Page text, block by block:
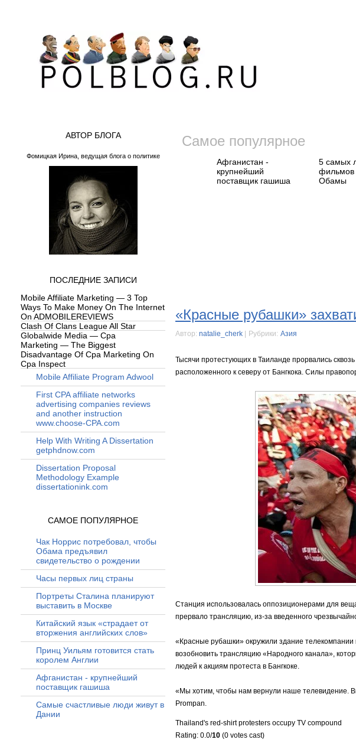
АВТОР БЛОГА
Фомицкая Ирина, ведущая блога о политике
ПОСЛЕДНИЕ ЗАПИСИ
Mobile Affiliate Marketing — 3 Top
Ways To Make Money On The Internet
On ADMOBILEREVIEWS
Clash Of Clans League All Star
Globalwide Media — Cpa
Marketing — The Biggest
Disadvantage Of Cpa Marketing On
Cpa Inspect
Mobile Affiliate Program Adwool
First CPA affiliate networks
advertising companies reviews
and another instruction
www.choose-CPA.com
Help With Writing A Dissertation
getphdnow.com
Dissertation Proposal
Methodology Example
dissertationink.com
САМОЕ ПОПУЛЯРНОЕ
Чак Норрис потребовал, чтобы
Обама предъявил
свидетельство о рождении
Часы первых лиц страны
Портреты Сталина планируют
выставить в Москве
Китайский язык «страдает от
вторжения английских слов»
Принц Уильям готовится стать
королем Англии
Афганистан - крупнейший
поставщик гашиша
Самые счастливые люди живут в
Дании
Самое популярное
Афганистан -
крупнейший
поставщик гашиша
5 самых
фильмов
Обамы
«Красные рубашки»
Автор: natalie_cherk Рубрики: Азия
Тысячи протестующих в Таиланде прорвались
расположенного к северу от Бангкока. Силы
Станция использовалась оппозиционерами для
прервало трансляцию, из-за введенного
«Красные рубашки» окружили здание
возобновить трансляцию «Народного канала»,
людей к акциям протеста в Бангкоке.
«Мы хотим, чтобы нам вернули наше телевидение.
Prompan.
Thailand's red-shirt protesters occupy TV compound
Rating: 0.0/10 (0 votes cast)